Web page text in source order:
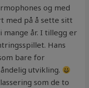
og med
med på å sette sitt
år. I tillegg er
Hans
bare for
utvikling.
som de to